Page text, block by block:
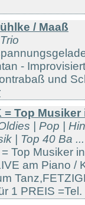
/ Maaß
-
und
= Top
| Pop |
| Top 40 Ba ...
Top Musiker
am Piano /
1 PREIS